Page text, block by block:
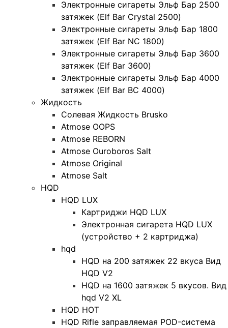
Электронные сигареты Эльф Бар 2500
затяжек (Elf Bar Crystal 2500)
Электронные сигареты Эльф Бар 1800
затяжек (Elf Bar NC 1800)
Электронные сигареты Эльф Бар 3600
затяжек (Elf Bar 3600)
Электронные сигареты Эльф Бар 4000
затяжек (Elf Bar BC 4000)
Жидкость
Солевая Жидкость Brusko
Atmose OOPS
Atmose REBORN
Atmose Ouroboros Salt
Atmose Original
Atmose Salt
HQD
HQD LUX
Картриджи HQD LUX
Электронная сигарета HQD LUX
(устройство + 2 картриджа)
hqd
HQD на 200 затяжек 22 вкуса Вид
HQD V2
HQD на 1600 затяжек 5 вкусов. Вид
hqd V2 XL
HQD HOT
HQD Rifle заправляемая POD-система